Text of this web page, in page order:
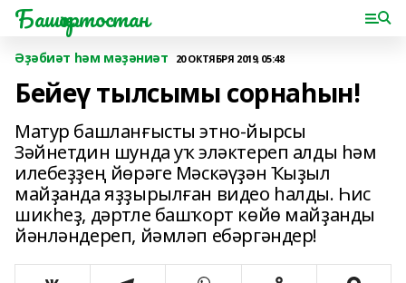
Башҡортостан
Әҙәбиәт һәм мәҙәниәт 20 ОКТЯБРЯ 2019, 05:48
Бейеү тылсымы сорнаһын!
Матур башланғысты этно-йырсы
Зәйнетдин шунда уҡ эләктереп алды һәм
илебеҙҙең йөрәге Мәскәүҙән Ҡыҙыл
майҙанда яҙҙырылған видео һалды. Һис
шикһеҙ, дәртле башҡорт көйө майҙанды
йәнләндереп, йәмләп ебәргәндер!